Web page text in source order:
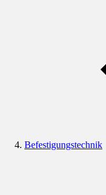
Befestigungstechnik